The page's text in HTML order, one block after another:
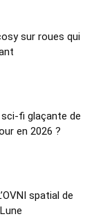
sur roues qui
sci-fi glaçante de
en 2026 ?
spatial de